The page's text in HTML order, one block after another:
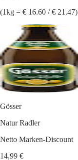
(1kg = € 16.60 / € 21.47)
Gösser
Natur Radler
Netto Marken-Discount
14,99 €